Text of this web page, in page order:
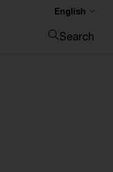
English
Search